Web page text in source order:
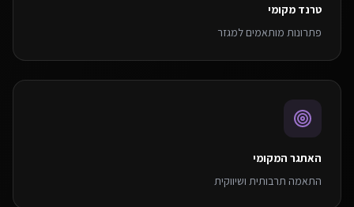
טרנד מקומי
פתרונות מותאמים למגזר
האתגר המקומי
התאמה תרבותית ושיווקית